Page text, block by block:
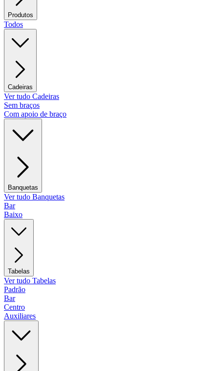
Produtos
Todos
Cadeiras
Ver tudo Cadeiras
Sem braços
Com apoio de braço
Banquetas
Ver tudo Banquetas
Bar
Baixo
Tabelas
Ver tudo Tabelas
Padrão
Bar
Centro
Auxiliares